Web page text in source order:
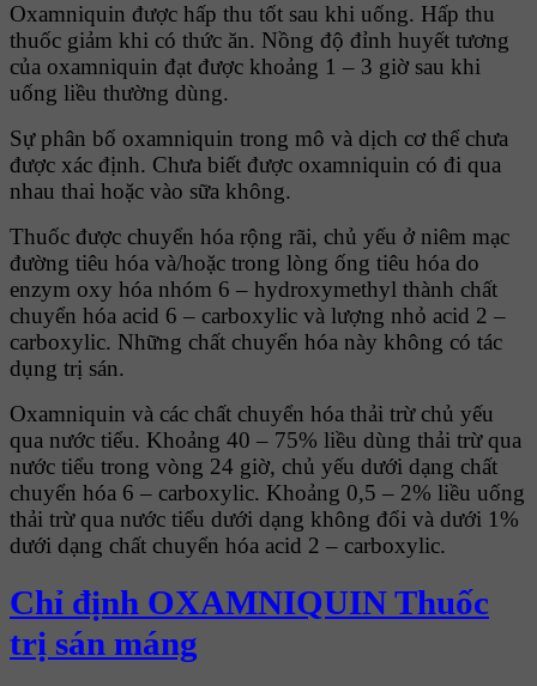
Oxamniquin được hấp thu tốt sau khi uống. Hấp thu
thuốc giảm khi có thức ăn. Nồng độ đỉnh huyết tương
của oxamniquin đạt được khoảng 1 – 3 giờ sau khi
uống liều thường dùng.
Sự phân bố oxamniquin trong mô và dịch cơ thể chưa
được xác định. Chưa biết được oxamniquin có đi qua
nhau thai hoặc vào sữa không.
Thuốc được chuyển hóa rộng rãi, chủ yếu ở niêm mạc
đường tiêu hóa và/hoặc trong lòng ống tiêu hóa do
enzym oxy hóa nhóm 6 – hydroxymethyl thành chất
chuyển hóa acid 6 – carboxylic và lượng nhỏ acid 2 –
carboxylic. Những chất chuyển hóa này không có tác
dụng trị sán.
Oxamniquin và các chất chuyển hóa thải trừ chủ yếu
qua nước tiểu. Khoảng 40 – 75% liều dùng thải trừ qua
nước tiểu trong vòng 24 giờ, chủ yếu dưới dạng chất
chuyển hóa 6 – carboxylic. Khoảng 0,5 – 2% liều uống
thải trừ qua nước tiểu dưới dạng không đổi và dưới 1%
dưới dạng chất chuyển hóa acid 2 – carboxylic.
Chỉ định OXAMNIQUIN Thuốc
trị sán máng